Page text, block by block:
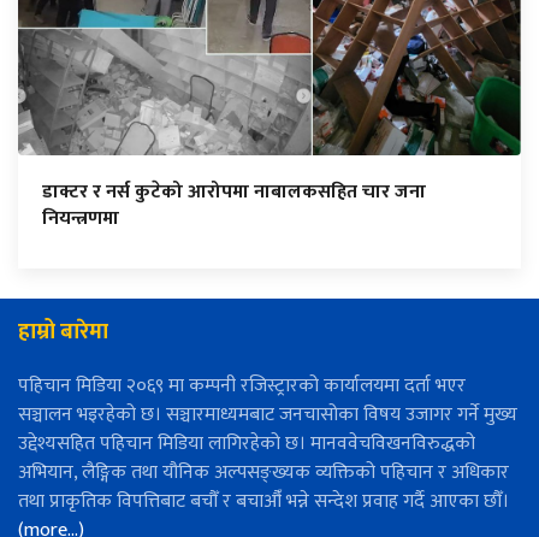
डाक्टर र नर्स कुटेको आरोपमा नाबालकसहित चार जना
नियन्त्रणमा
हाम्रो बारेमा
पहिचान मिडिया २०६९ मा कम्पनी रजिस्ट्रारको कार्यालयमा दर्ता भएर
सञ्चालन भइरहेको छ। सञ्चारमाध्यमबाट जनचासोका विषय उजागर गर्ने मुख्य
उद्देश्यसहित पहिचान मिडिया लागिरहेको छ। मानववेचविखनविरुद्धको
अभियान, लैङ्गिक तथा यौनिक अल्पसङ्ख्यक व्यक्तिको पहिचान र अधिकार
तथा प्राकृतिक विपत्तिबाट बचौँ र बचाऔँ भन्ने सन्देश प्रवाह गर्दै आएका छौँ।
(more…)